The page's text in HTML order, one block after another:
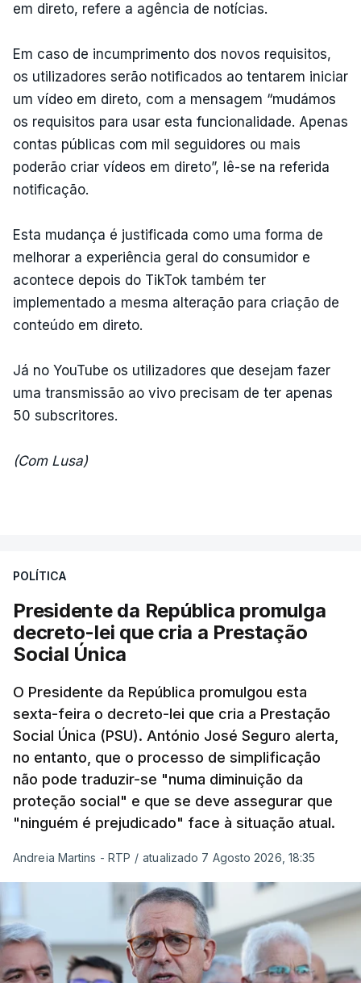
em direto, refere a agência de notícias.
Em caso de incumprimento dos novos requisitos,
os utilizadores serão notificados ao tentarem iniciar
um vídeo em direto, com a mensagem “mudámos
os requisitos para usar esta funcionalidade. Apenas
contas públicas com mil seguidores ou mais
poderão criar vídeos em direto”, lê-se na referida
notificação.
Esta mudança é justificada como uma forma de
melhorar a experiência geral do consumidor e
acontece depois do TikTok também ter
implementado a mesma alteração para criação de
conteúdo em direto.
Já no YouTube os utilizadores que desejam fazer
uma transmissão ao vivo precisam de ter apenas
50 subscritores.
(Com Lusa)
POLÍTICA
Presidente da República promulga
decreto-lei que cria a Prestação
Social Única
O Presidente da República promulgou esta
sexta-feira o decreto-lei que cria a Prestação
Social Única (PSU). António José Seguro alerta,
no entanto, que o processo de simplificação
não pode traduzir-se "numa diminuição da
proteção social" e que se deve assegurar que
"ninguém é prejudicado" face à situação atual.
Andreia Martins - RTP / atualizado 7 Agosto 2026, 18:35